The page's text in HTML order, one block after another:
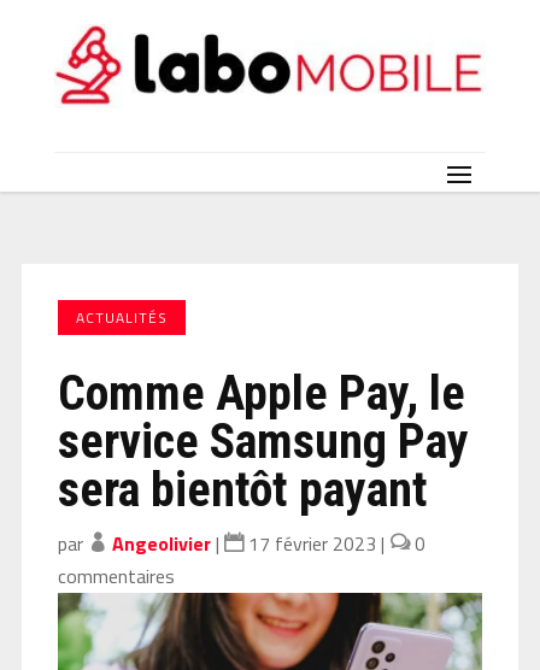
ACTUALITÉS
Comme Apple Pay, le
service Samsung Pay
sera bientôt payant
par Angeolivier| 17 février 2023 |
0
commentaires